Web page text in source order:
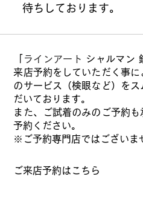
待ちしております。
ラインアート
シャルマン
来店予約をしていただく事
のサービス（検眼など）を
だいております。
また、ご試着のみのご予約
予約ください。
※ご予約専門店ではございま
​ご来店予約はこちら